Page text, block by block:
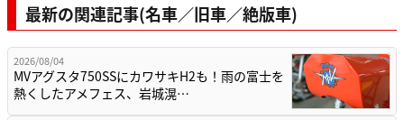
最新の関連記事(名車／旧車／絶版車)
2026/08/04
MVアグスタ750SSにカワサキH2も！雨の富士を
熱くしたアメフェス、岩城滉…